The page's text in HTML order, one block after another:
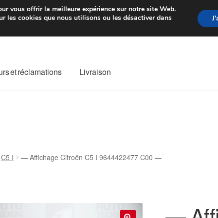
de 7 EUR Du lundi au
et réclamations Livraison
C5 I — Affichage Citroën C5 I 9644422477 C00 —
vous offrir la meilleure expérience sur notre site Web.
les cookies que nous utilisons ou les désactiver dans